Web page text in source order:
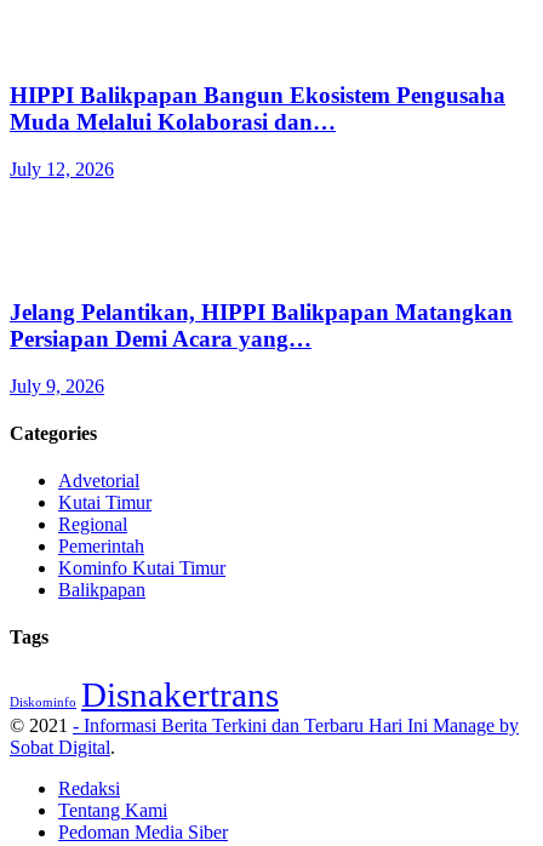
HIPPI Balikpapan Bangun Ekosistem Pengusaha
Muda Melalui Kolaborasi dan…
July 12, 2026
Jelang Pelantikan, HIPPI Balikpapan Matangkan
Persiapan Demi Acara yang…
July 9, 2026
Categories
Advetorial
Kutai Timur
Regional
Pemerintah
Kominfo Kutai Timur
Balikpapan
Tags
Diskominfo Disnakertrans
© 2021 - Informasi Berita Terkini dan Terbaru Hari Ini Manage by
Sobat Digital.
Redaksi
Tentang Kami
Pedoman Media Siber